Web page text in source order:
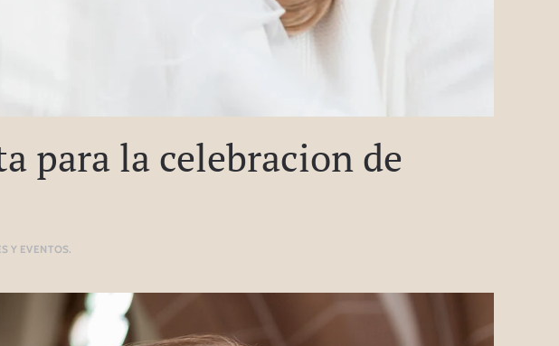
para la celebracion de
Y EVENTOS.